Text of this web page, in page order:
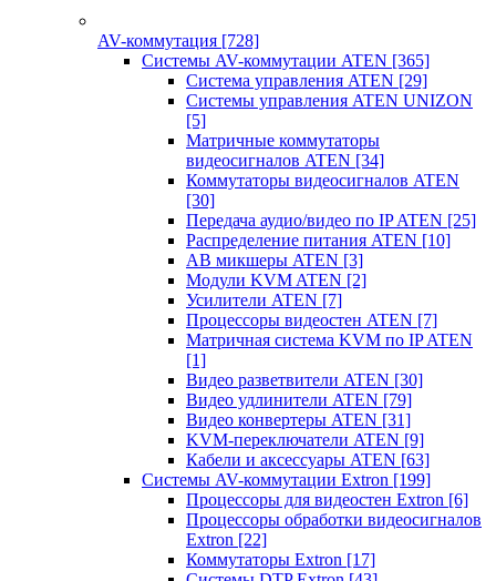
AV-коммутация [728]
Системы AV-коммутации ATEN [365]
Система управления ATEN [29]
Системы управления ATEN UNIZON
[5]
Матричные коммутаторы
видеосигналов ATEN [34]
Коммутаторы видеосигналов ATEN
[30]
Передача аудио/видео по IP ATEN [25]
Распределение питания ATEN [10]
АВ микшеры ATEN [3]
Модули KVM ATEN [2]
Усилители ATEN [7]
Процессоры видеостен ATEN [7]
Матричная система KVM по IP ATEN
[1]
Видео разветвители ATEN [30]
Видео удлинители ATEN [79]
Видео конвертеры ATEN [31]
KVM-переключатели ATEN [9]
Кабели и аксессуары ATEN [63]
Системы AV-коммутации Extron [199]
Процессоры для видеостен Extron [6]
Процессоры обработки видеосигналов
Extron [22]
Коммутаторы Extron [17]